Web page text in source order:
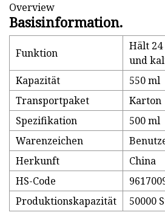
Overview
Basisinformation.
Funktion
Hält
und
Kapazität
550 ml
Transportpaket
Karton
Spezifikation
500 ml
Warenzeichen
Herkunft
China
HS-Code
Produktionskapazität
50000